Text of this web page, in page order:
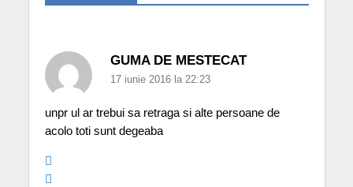
GUMA DE MESTECAT
17 iunie 2016 la 22:23
unpr ul ar trebui sa retraga si alte persoane de
acolo toti sunt degeaba